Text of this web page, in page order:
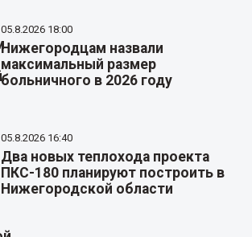
05.8.2026 18:00
Нижегородцам назвали
максимальный размер
больничного в 2026 году
05.8.2026 16:40
Два новых теплохода проекта
ПКС-180 планируют построить в
Нижегородской области